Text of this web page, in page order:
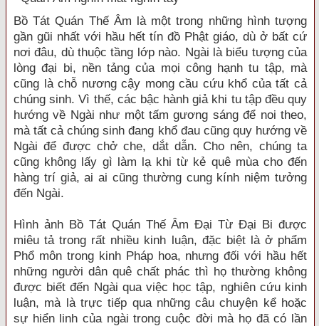
Bồ Tát Quán Thế Âm là một trong những hình tượng
gần gũi nhất với hầu hết tín đồ Phật giáo, dù ở bất cứ
nơi đâu, dù thuộc tầng lớp nào. Ngài là biểu tượng của
lòng đại bi, nền tảng của mọi công hạnh tu tập, mà
cũng là chỗ nương cậy mong cầu cứu khổ của tất cả
chúng sinh. Vì thế, các bậc hành giả khi tu tập đều quy
hướng về Ngài như một tấm gương sáng để noi theo,
mà tất cả chúng sinh đang khổ đau cũng quy hướng về
Ngài để được chở che, dắt dẫn. Cho nên, chúng ta
cũng không lấy gì làm lạ khi từ kẻ quê mùa cho đến
hàng trí giả, ai ai cũng thường cung kính niệm tưởng
đến Ngài.
Hình ảnh Bồ Tát Quán Thế Âm Đại Từ Đại Bi được
miêu tả trong rất nhiều kinh luận, đặc biệt là ở phẩm
Phổ môn trong kinh Pháp hoa, nhưng đối với hầu hết
những người dân quê chất phác thì họ thường không
được biết đến Ngài qua việc học tập, nghiên cứu kinh
luận, mà là trực tiếp qua những câu chuyện kể hoặc
sự hiển linh của ngài trong cuộc đời mà họ đã có lần